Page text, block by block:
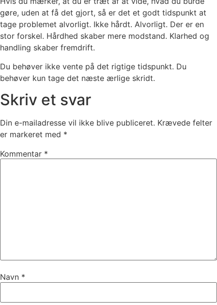
gøre, uden at få det gjort, så er det et godt tidspunkt at
tage problemet alvorligt. Ikke hårdt. Alvorligt. Der er en
stor forskel. Hårdhed skaber mere modstand. Klarhed og
handling skaber fremdrift.
Du behøver ikke vente på det rigtige tidspunkt. Du
behøver kun tage det næste ærlige skridt.
Skriv et svar
Din e-mailadresse vil ikke blive publiceret. Krævede felter
er markeret med *
Kommentar *
Navn *